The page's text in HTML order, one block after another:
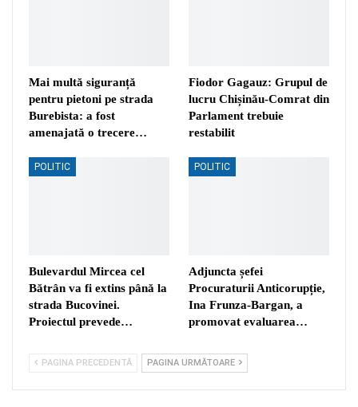
Mai multă siguranță
pentru pietoni pe strada
Burebista: a fost
amenajată o trecere…
Fiodor Gagauz: Grupul de
lucru Chișinău-Comrat din
Parlament trebuie
restabilit
POLITIC
Bulevardul Mircea cel
Bătrân va fi extins până la
strada Bucovinei.
Proiectul prevede…
POLITIC
Adjuncta șefei
Procuraturii Anticorupție,
Ina Frunza-Bargan, a
promovat evaluarea…
PAGINA PRECEDENTĂ PAGINA URMĂTOARE